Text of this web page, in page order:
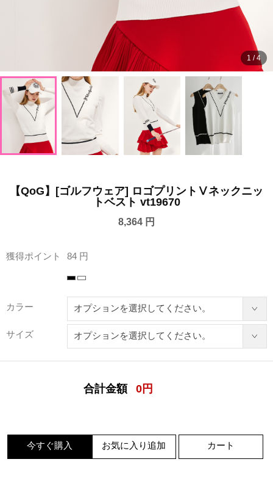
1 /4
【QoG】[ゴルフウェア] ロゴプリントⅤネックニッ
トベスト vt19670
8,364 円
獲得ポイント 84 円
カラー
サイズ
合計金額 0 円
今すぐ購入 お気に入り追加 カート